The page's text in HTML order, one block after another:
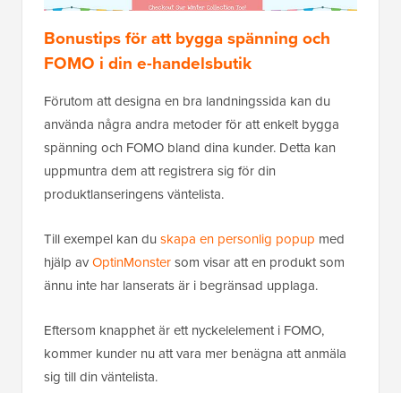
Bonustips för att bygga spänning och
FOMO i din e-handelsbutik
Förutom att designa en bra landningssida kan du
använda några andra metoder för att enkelt bygga
spänning och FOMO bland dina kunder. Detta kan
uppmuntra dem att registrera sig för din
produktlanseringens väntelista.
Till exempel kan du skapa en personlig popup med
hjälp avOptinMonstersom visar att en produkt som
ännu inte har lanserats är i begränsad upplaga.
Eftersom knapphet är ett nyckelelement i FOMO,
kommer kunder nu att vara mer benägna att anmäla
sig till din väntelista.